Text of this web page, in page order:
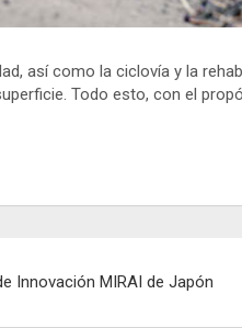
así como la ciclovía y la
Todo esto, con el
Innovación MIRAI de Japón